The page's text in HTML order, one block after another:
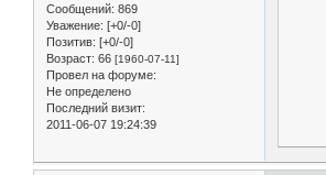
Сообщений: 869
Уважение: [+0/-0]
Позитив: [+0/-0]
Возраст: 66 [1960-07-11]
Провел на форуме:
Не определено
Последний визит:
2011-06-07 19:24:39